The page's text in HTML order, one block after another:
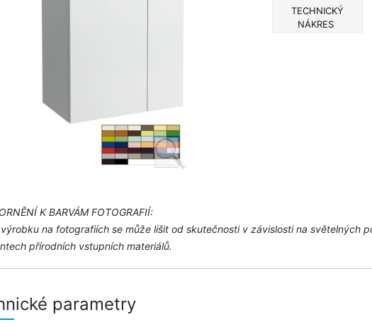
TECHNICKÝ
NÁKRES
K BARVÁM FOTOGRAFIÍ:
na fotografiích se může lišit od skutečnosti v závislosti na světelných
přírodních vstupních materiálů.
parametry